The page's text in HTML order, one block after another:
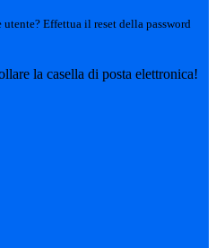
Effettua il reset della password
la casella di posta elettronica!